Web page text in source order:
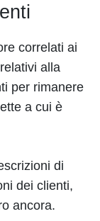
correlati ai
alla
per rimanere
a cui è
di
dei clienti,
ancora.